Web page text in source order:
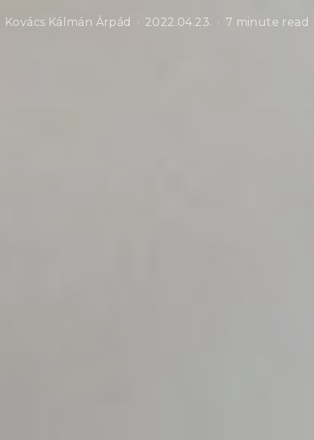
Kovács Kálmán Árpád 2022.04.23. 7 minute read